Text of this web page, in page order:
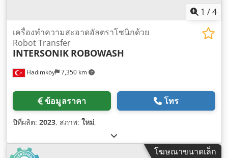
1 /4
Hadımköy 7,350 km
เครื่องทำความสะอาดอัลตราโซนิกด้วย
Robot Transfer
INTERSONIK ROBOWASH
ข้อมูลราคา โทร
ปีที่ผลิต: 2023, สภาพ: ใหม่,
โฆษณาขนาดเล็ก